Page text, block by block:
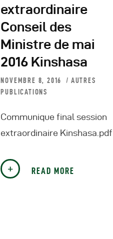
extraordinaire
Conseil des
Ministre de mai
2016 Kinshasa
NOVEMBRE 8, 2016
AUTRES
PUBLICATIONS
Communique final session
extraordinaire Kinshasa.pdf
READ MORE